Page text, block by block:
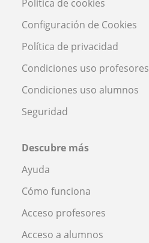
Política de cookies
Configuración de Cookies
Política de privacidad
Condiciones uso profesores
Condiciones uso alumnos
Seguridad
Descubre más
Ayuda
Cómo funciona
Acceso profesores
Acceso a alumnos